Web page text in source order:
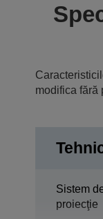
modifica fără
Sistem
proiecţie